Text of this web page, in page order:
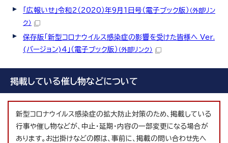
「広報いせ」令和2（2020）年9月1日号（電子ブック版） （外部リン
ク）
保存版「新型コロナウイルス感染症の影響を受けた皆様へ Ver.
(バージョン)4」（電子ブック版） （外部リンク）
掲載している催し物などについて
新型コロナウイルス感染症の拡大防止対策のため、掲載している
行事や催し物などが、中止・延期・内容の一部変更になる場合が
あります。お出掛けなどの際は、事前に、掲載の問い合わせ先へ